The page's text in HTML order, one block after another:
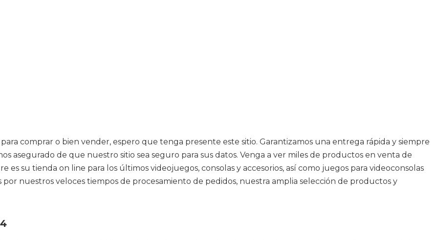
comprar o bien vender, espero que tenga presente este sitio. Garantizamos una entrega rápida y siempre
asegurado de que nuestro sitio sea seguro para sus datos. Venga a ver miles de productos en venta de
es su tienda on line para los últimos videojuegos, consolas y accesorios, así como juegos para videoconsolas
nuestros veloces tiempos de procesamiento de pedidos, nuestra amplia selección de productos y